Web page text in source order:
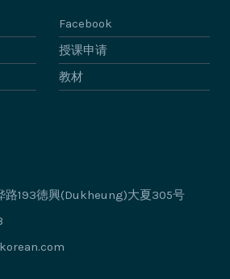
Facebook
授课申请
教材
路193徳興(Dukheung)大夏305号